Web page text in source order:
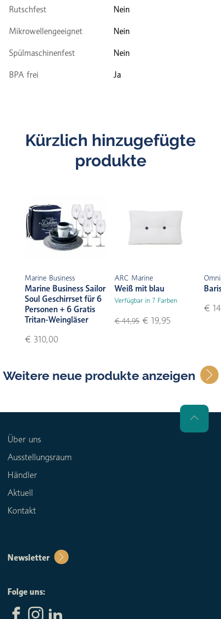
Rutschfest Nein
Mikrowellengeeignet Nein
Spülmaschinenfest Nein
BPA frei Ja
Kürzlich hinzugefügte
produkte
Marine Business
Marine Business Sailor
Soul Geschirrset für 6
Personen + 6 Gratis
Tritan-Weingläser
€ 310,00
ARC Marine
Weiß mit blau
Verfügbar in 7 Farben
€ 44,95€ 19,95
€
Weitere neue produkte anzeigen
Über uns
Ausstellungsraum
Händler
Aktuell
Kontakt
Newsletter
Folge uns: